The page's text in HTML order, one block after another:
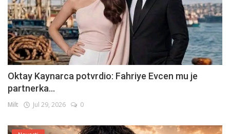
Oktay Kaynarca potvrdio: Fahriye Evcen mu je
partnerka...
Milt Jul 29, 2026 0